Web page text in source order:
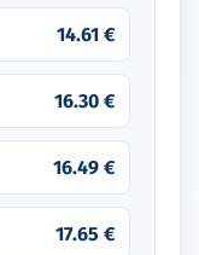
14.61 €
16.30 €
16.49 €
17.65 €